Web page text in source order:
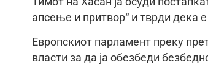
апсење и притвор“ и тврди дека
Европскиот парламент преку
власти за да ја обезбеди